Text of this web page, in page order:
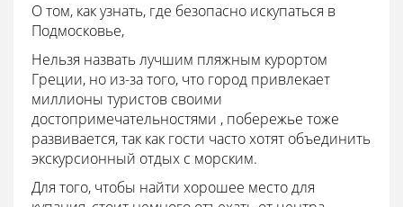
О том, как узнать, где безопасно искупаться в
Подмосковье,
Нельзя назвать лучшим пляжным курортом
Греции, но из-за того, что город привлекает
миллионы туристов своими
достопримечательностями , побережье тоже
развивается, так как гости часто хотят объединить
экскурсионный отдых с морским.
Для того, чтобы найти хорошее место для